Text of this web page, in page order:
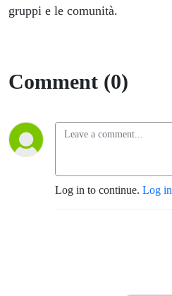
gruppi e le comunità.
Comment (0)
Log in to continue. Log in